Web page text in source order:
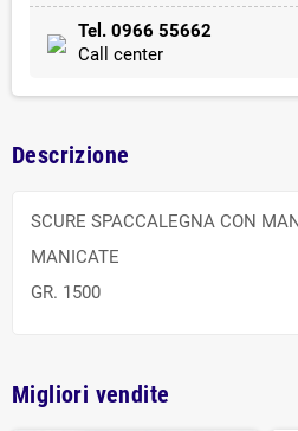
Tel. 0966 55662
Call center
Descrizione
SCURE SPACCALEGNA CON
MANICATE
GR. 1500
Migliori vendite